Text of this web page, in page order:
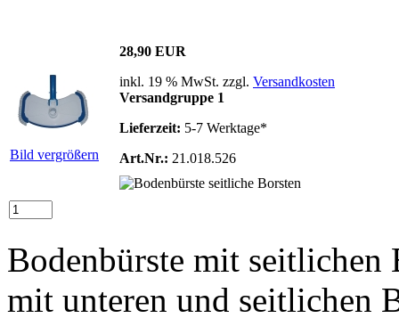
Bild vergrößern
28,90 EUR
inkl. 19 % MwSt. zzgl. Versandkosten
Versandgruppe 1
Lieferzeit: 5-7 Werktage*
Art.Nr.: 21.018.526
Bodenbürste mit seitlichen
mit unteren und seitlichen